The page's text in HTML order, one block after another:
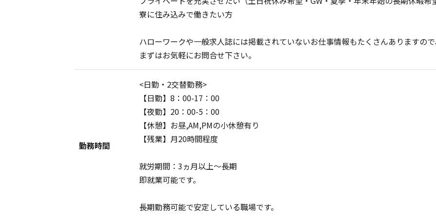
寮に住み込みで働きたい方
ハローワークや一般求人誌には掲載されていないお仕事情報もたくさんありますので
まずはお気軽にお問合せ下さい。
勤務時間
<日勤・2交替勤務>
【日勤】8：00-17：00
【夜勤】20：00-5：00
【休憩】お昼,AM,PMの小休憩有り
【残業】月20時間程度
就労期間：3ヵ月以上～長期
即就業可能です。
長期勤務可能で安定している職場です。